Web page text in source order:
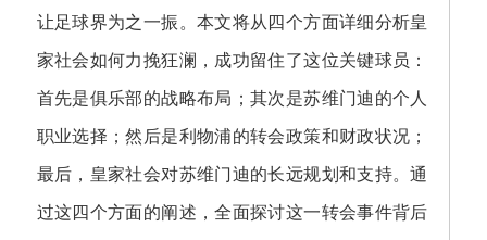
让足球界为之一振。本文将从四个方面详细分析皇
家社会如何力挽狂澜，成功留住了这位关键球员：
首先是俱乐部的战略布局；其次是苏维门迪的个人
职业选择；然后是利物浦的转会政策和财政状况；
最后，皇家社会对苏维门迪的长远规划和支持。通
过这四个方面的阐述，全面探讨这一转会事件背后